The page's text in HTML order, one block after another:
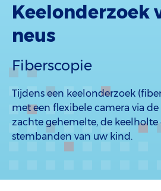
Keelonderzoek
neus
Fiberscopie
Tijdens een keelonderzoek
met een flexibele camera via
zachte gehemelte, de keelholte
stembanden van uw kind.